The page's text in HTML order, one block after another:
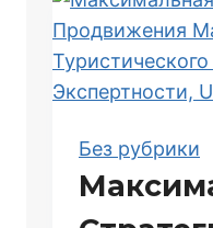
Без рубрики